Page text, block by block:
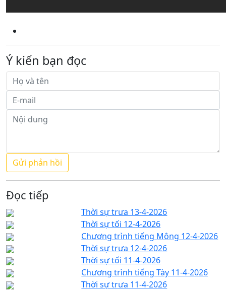
Ý kiến bạn đọc
Đọc tiếp
Thời sự trưa 13-4-2026
Thời sự tối 12-4-2026
Chương trình tiếng Mông 12-4-2026
Thời sự trưa 12-4-2026
Thời sự tối 11-4-2026
Chương trình tiếng Tày 11-4-2026
Thời sự trưa 11-4-2026